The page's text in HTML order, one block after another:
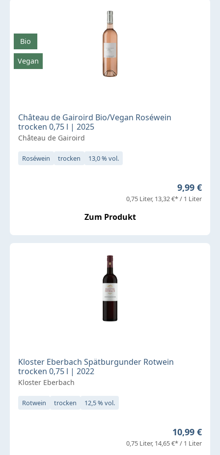
Château de Gairoird Bio/Vegan Roséwein
trocken 0,75 l | 2025
Château de Gairoird
Roséwein trocken 13,0 % vol.
Regulärer
9,99 €
0,75 Liter 13,32 €* / 1 Liter
Zum Produkt
Bio
Vegan
Kloster Eberbach Spätburgunder Rotwein
trocken 0,75 l | 2022
Kloster Eberbach
Rotwein trocken 12,5 % vol.
Regulärer
10,99 €
0,75 Liter 14,65 €* / 1 Liter